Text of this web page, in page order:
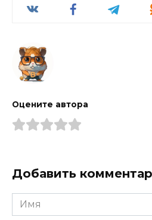
Оцените автора
Добавить
Имя
*